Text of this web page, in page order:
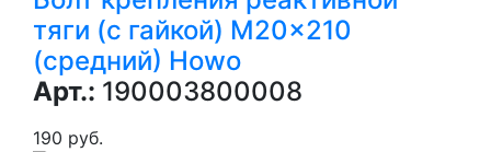
тяги (с гайкой) M20x210
(средний) Howo
Арт.: 190003800008
190 руб.